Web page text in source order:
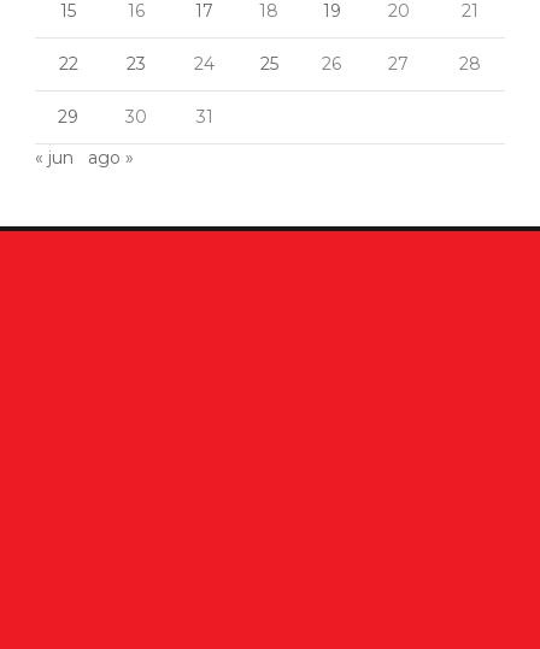
15 16 17 18 19 20 21
22 23 24 25 26 27 28
29 30
31
« jun
ago »